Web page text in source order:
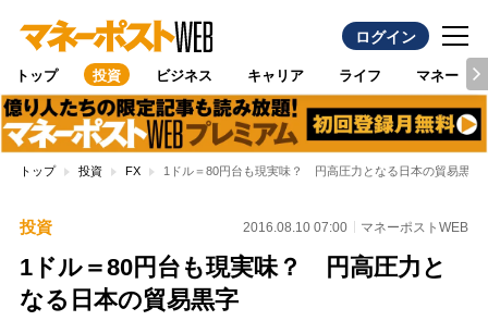
ログイン
トップ 投資 ビジネス キャリア ライフ マネー
トップ 投資 FX 1ドル＝80円台も現実味？ 円高圧力となる日本の貿易黒字
投資 2016.08.10 07:00 マネーポストWEB
1ドル＝80円台も現実味？ 円高圧力と
なる日本の貿易黒字